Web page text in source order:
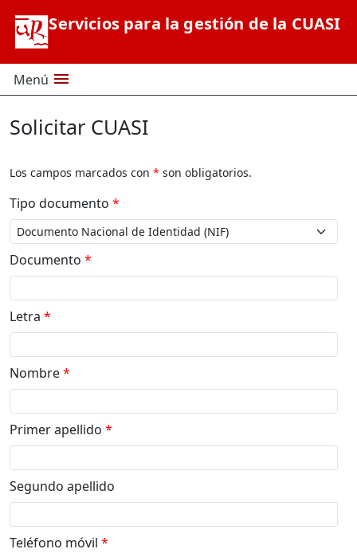
Servicios para la gestión de la CUASI
Menú menu
Solicitar CUASI
Los campos marcados con * son obligatorios.
Tipo documento *
Documento *
Letra *
Nombre*
Primer apellido *
Segundo apellido
Teléfono móvil *